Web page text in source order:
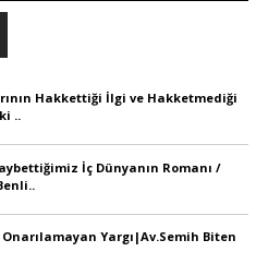
Hakkettiği İlgi ve Hakketmediği
..
İç Dünyanın Romanı /
Yargı|Av.Semih Biten